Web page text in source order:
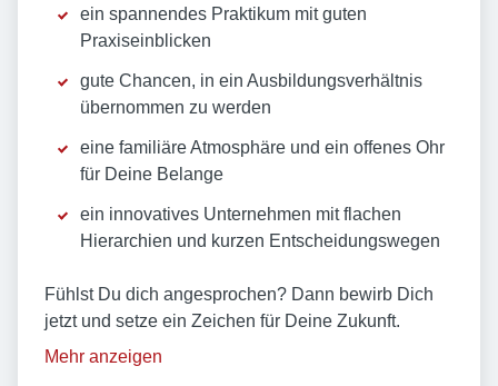
ein spannendes Praktikum mit guten
Praxiseinblicken
gute Chancen, in ein Ausbildungsverhältnis
übernommen zu werden
eine familiäre Atmosphäre und ein offenes Ohr
für Deine Belange
ein innovatives Unternehmen mit flachen
Hierarchien und kurzen Entscheidungswegen
Fühlst Du dich angesprochen? Dann bewirb Dich
jetzt und setze ein Zeichen für Deine Zukunft.
Mehr anzeigen